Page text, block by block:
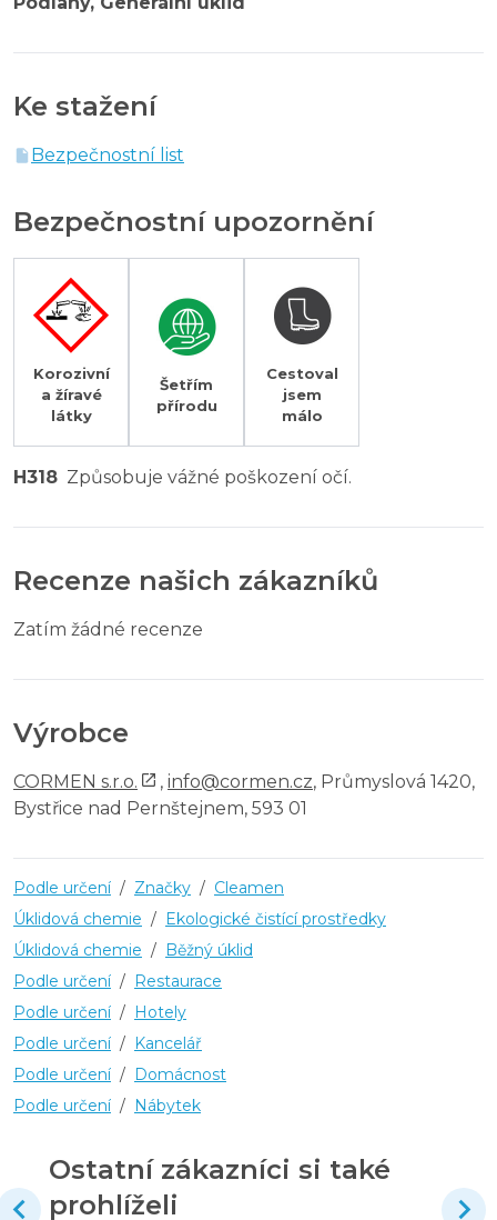
Ke stažení
Bezpečnostní list
Bezpečnostní upozornění
Korozivní
a žíravé
látky
Šetřím
přírodu
Cestoval
jsem
málo
H318 Způsobuje vážné poškození očí.
Recenze našich zákazníků
Zatím žádné recenze
Výrobce
CORMEN s.r.o. , info@cormen.cz, Průmyslová 1420,
Bystřice nad Pernštejnem, 593 01
Podle určení / Značky / Cleamen
Úklidová chemie / Ekologické čistící prostředky
Úklidová chemie / Běžný úklid
Podle určení / Restaurace
Podle určení / Hotely
Podle určení / Kancelář
Podle určení / Domácnost
Podle určení / Nábytek
Ostatní zákazníci si také
prohlíželi